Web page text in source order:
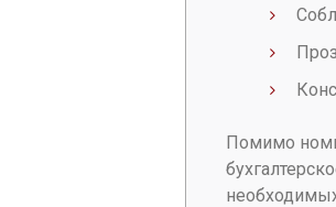
Помимо